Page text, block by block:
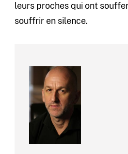
leurs proches qui ont
souffrir en silence.